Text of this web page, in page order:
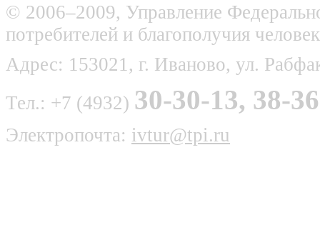
© 2006–2009, Управление
потребителей и благополучия
Адрес: 153021, г. Иваново, ул.
Тел.: +7 (4932) 30-30-13, 38-
Электропочта: ivtur@tpi.ru